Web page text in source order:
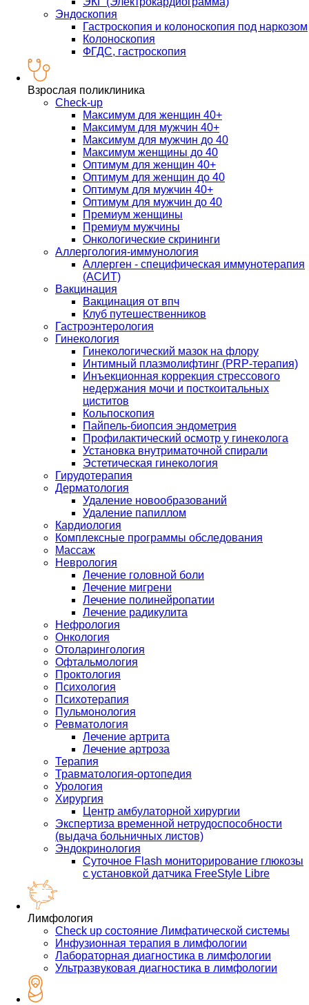
Эндоскопия
Гастроскопия и колоноскопия под наркозом
Колоноскопия
ФГДС, гастроскопия
Взрослая поликлиника
Check-up
Максимум для женщин 40+
Максимум для мужчин 40+
Максимум для мужчин до 40
Максимум женщины до 40
Оптимум для женщин 40+
Оптимум для женщин до 40
Оптимум для мужчин 40+
Оптимум для мужчин до 40
Премиум женщины
Премиум мужчины
Онкологические скрининги
Аллергология-иммунология
Аллерген - специфическая иммунотерапия
(АСИТ)
Вакцинация
Вакцинация от впч
Клуб путешественников
Гастроэнтерология
Гинекология
Гинекологический мазок на флору
Интимный плазмолифтинг (PRP-терапия)
Инъекционная коррекция стрессового
недержания мочи и посткоитальных
циститов
Кольпоскопия
Пайпель-биопсия эндометрия
Профилактический осмотр у гинеколога
Установка внутриматочной спирали
Эстетическая гинекология
Гирудотерапия
Дерматология
Удаление новообразований
Удаление папиллом
Кардиология
Комплексные программы обследования
Массаж
Неврология
Лечение головной боли
Лечение мигрени
Лечение полинейропатии
Лечение радикулита
Нефрология
Онкология
Отоларингология
Офтальмология
Проктология
Психология
Психотерапия
Пульмонология
Ревматология
Лечение артрита
Лечение артроза
Терапия
Травматология-ортопедия
Урология
Хирургия
Центр амбулаторной хирургии
Экспертиза временной нетрудоспособности
(выдача больничных листов)
Эндокринология
Суточное Flash мониторирование глюкозы
с установкой датчика FreeStyle Libre
Лимфология
Check up состояние Лимфатической системы
Инфузионная терапия в лимфологии
Лабораторная диагностика в лимфологии
Ультразвуковая диагностика в лимфологии